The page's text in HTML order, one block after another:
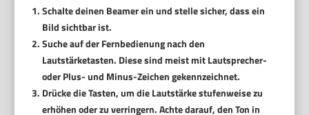
Schalte deinen Beamer ein und stelle sicher, dass ein
Bild sichtbar ist.
Suche auf der Fernbedienung nach den
Lautstärketasten. Diese sind meist mit Lautsprecher-
oder Plus- und Minus-Zeichen gekennzeichnet.
Drücke die Tasten, um die Lautstärke stufenweise zu
erhöhen oder zu verringern. Achte darauf, den Ton in